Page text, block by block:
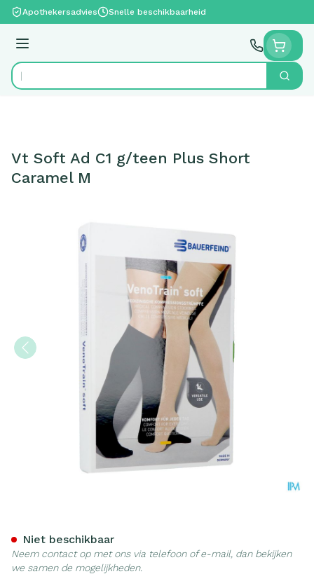
Ga naar de inhoud
Apothekersadvies Snelle beschikbaarheid
Menu
Product, merk, categorie... Zoek
Vt Soft Ad C1 g/teen Plus Short
Caramel M
Niet beschikbaar
Neem contact op met ons via telefoon of e-mail, dan bekijken
we samen de mogelijkheden.